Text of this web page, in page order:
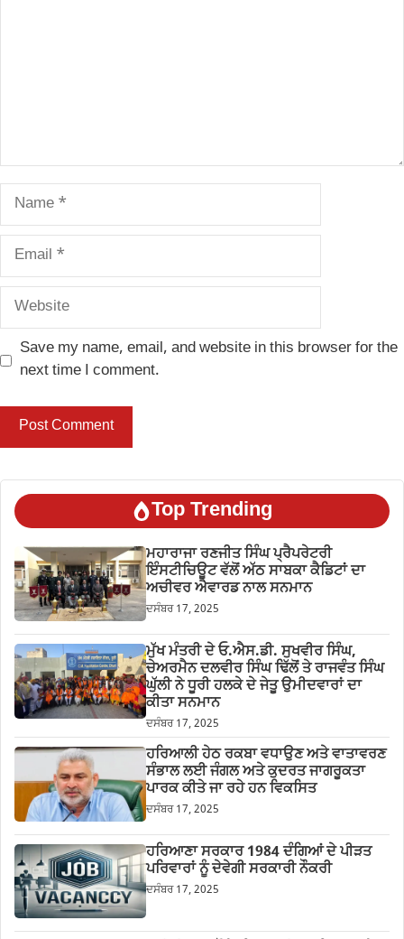
Name
Email
Website
Save my name, email, and website in this browser for the
next time I comment.
Top Trending
ਮਹਾਰਾਜਾ ਰਣਜੀਤ ਸਿੰਘ ਪ੍ਰੈਪਰੇਟਰੀ
ਇੰਸਟੀਚਿਊਟ ਵੱਲੋਂ ਅੱਠ ਸਾਬਕਾ ਕੈਡਿਟਾਂ ਦਾ
ਅਚੀਵਰ ਐਵਾਰਡ ਨਾਲ ਸਨਮਾਨ
ਦਸੰਬਰ 17, 2025
ਮੁੱਖ ਮੰਤਰੀ ਦੇ ਓ.ਐਸ.ਡੀ. ਸੁਖਵੀਰ ਸਿੰਘ,
ਚੇਅਰਮੈਨ ਦਲਵੀਰ ਸਿੰਘ ਢਿੱਲੋਂ ਤੇ ਰਾਜਵੰਤ ਸਿੰਘ
ਘੁੱਲੀ ਨੇ ਧੂਰੀ ਹਲਕੇ ਦੇ ਜੇਤੂ ਉਮੀਦਵਾਰਾਂ ਦਾ
ਕੀਤਾ ਸਨਮਾਨ
ਦਸੰਬਰ 17, 2025
ਹਰਿਆਲੀ ਹੇਠ ਰਕਬਾ ਵਧਾਉਣ ਅਤੇ ਵਾਤਾਵਰਣ
ਸੰਭਾਲ ਲਈ ਜੰਗਲ ਅਤੇ ਕੁਦਰਤ ਜਾਗਰੂਕਤਾ
ਪਾਰਕ ਕੀਤੇ ਜਾ ਰਹੇ ਹਨ ਵਿਕਸਿਤ
ਦਸੰਬਰ 17, 2025
ਹਰਿਆਣਾ ਸਰਕਾਰ 1984 ਦੰਗਿਆਂ ਦੇ ਪੀੜਤ
ਪਰਿਵਾਰਾਂ ਨੂੰ ਦੇਵੇਗੀ ਸਰਕਾਰੀ ਨੌਕਰੀ
ਦਸੰਬਰ 17, 2025